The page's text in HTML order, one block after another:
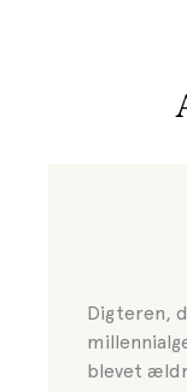
Digteren,
blevet